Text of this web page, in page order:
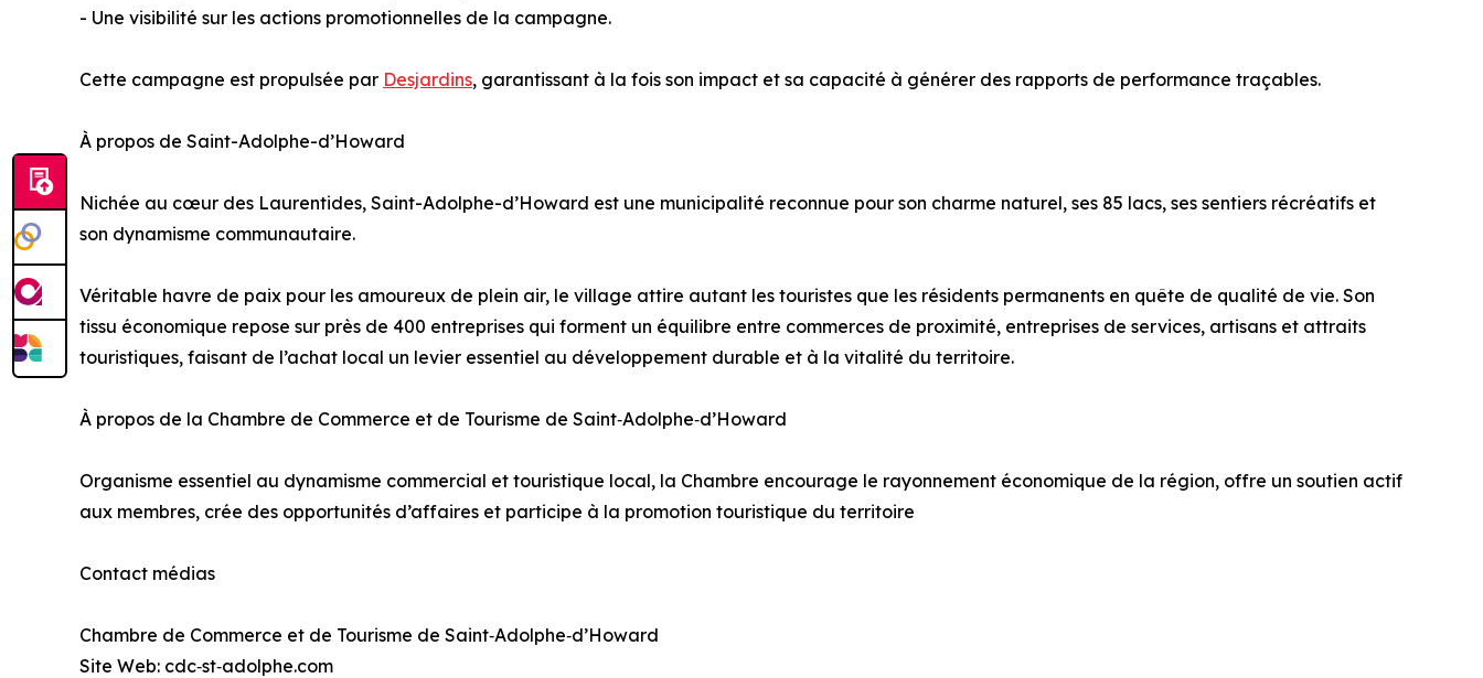
- Une visibilité sur les actions promotionnelles de la campagne.
Cette campagne est propulsée par Desjardins, garantissant à la fois son impact et sa capacité à générer des rapports de performance traçables.
À propos de Saint-Adolphe-d’Howard
Nichée au cœur des Laurentides, Saint-Adolphe-d’Howard est une municipalité reconnue pour son charme naturel, ses 85 lacs, ses sentiers récréatifs et
son dynamisme communautaire.
Véritable havre de paix pour les amoureux de plein air, le village attire autant les touristes que les résidents permanents en quête de qualité de vie. Son
tissu économique repose sur près de 400 entreprises qui forment un équilibre entre commerces de proximité, entreprises de services, artisans et attraits
touristiques, faisant de l’achat local un levier essentiel au développement durable et à la vitalité du territoire.
À propos de la Chambre de Commerce et de Tourisme de Saint‑Adolphe‑d’Howard
Organisme essentiel au dynamisme commercial et touristique local, la Chambre encourage le rayonnement économique de la région, offre un soutien actif
aux membres, crée des opportunités d’affaires et participe à la promotion touristique du territoire
Contact médias
Chambre de Commerce et de Tourisme de Saint‑Adolphe‑d’Howard
Site Web: cdc‑st‑adolphe.com